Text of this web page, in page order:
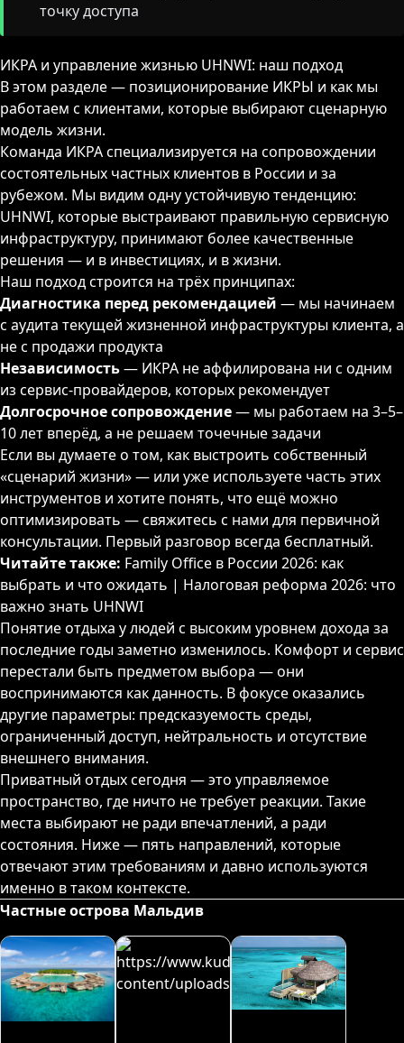
точку доступа
ИКРА и управление жизнью UHNWI: наш подход
В этом разделе — позиционирование ИКРЫ и как мы
работаем с клиентами, которые выбирают сценарную
модель жизни.
Команда ИКРА специализируется на сопровождении
состоятельных частных клиентов в России и за
рубежом. Мы видим одну устойчивую тенденцию:
UHNWI, которые выстраивают правильную сервисную
инфраструктуру, принимают более качественные
решения — и в инвестициях, и в жизни.
Наш подход строится на трёх принципах:
Диагностика перед рекомендацией — мы начинаем
с аудита текущей жизненной инфраструктуры клиента, а
не с продажи продукта
Независимость— ИКРА не аффилирована ни с одним
из сервис-провайдеров, которых рекомендует
Долгосрочное сопровождение— мы работаем на 3–5–
10 лет вперёд, а не решаем точечные задачи
Если вы думаете о том, как выстроить собственный
«сценарий жизни» — или уже используете часть этих
инструментов и хотите понять, что ещё можно
оптимизировать —свяжитесь с нами для первичной
консультации. Первый разговор всегда бесплатный.
Читайте также: Family Office в России 2026: как
выбрать и что ожидать | Налоговая реформа 2026: что
важно знать UHNWI
Понятие отдыха у людей с высоким уровнем дохода за
последние годы заметно изменилось. Комфорт и сервис
перестали быть предметом выбора — они
воспринимаются как данность. В фокусе оказались
другие параметры: предсказуемость среды,
ограниченный доступ, нейтральность и отсутствие
внешнего внимания.
Приватный отдых сегодня — это управляемое
пространство, где ничто не требует реакции. Такие
места выбирают не ради впечатлений, а ради
состояния. Ниже — пять направлений, которые
отвечают этим требованиям и давно используются
именно в таком контексте.
Частные острова Мальдив